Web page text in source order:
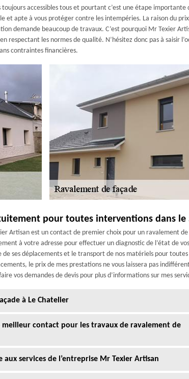
accessibles tous et pourtant c’est une étape importante
et apte à vous protéger contre les intempéries. La raison du
demande beaucoup de travaux. C’est pourquoi Mr Texier
respectant les normes de qualité. N’hésitez donc pas à saisir
contraintes financières.
pour toutes interventions dans le
Artisan est un contact de premier choix pour un ravalement
à votre adresse pour effectuer un diagnostic de l’état de
de ses déplacements et le transport de nos matériels pour
le prix de mes prestations ne vous laissera pas
vos demandes de devis pour plus d’informations sur mes
à Le Chatelier
meilleur contact pour les travaux de ravalement de
services de l’entreprise Mr Texier Artisan